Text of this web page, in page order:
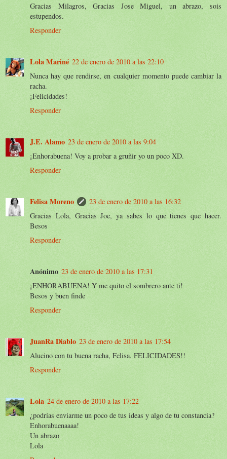
Gracias Milagros, Gracias Jose Miguel, un abrazo, sois
estupendos.
Responder
Lola Mariné 22 de enero de 2010 a las 22:10
Nunca hay que rendirse, en cualquier momento puede cambiar la
racha.
¡Felicidades!
Responder
J.E. Alamo 23 de enero de 2010 a las 9:04
¡Enhorabuena! Voy a probar a gruñir yo un poco XD.
Responder
Felisa Moreno
23 de enero de 2010 a las 16:32
Gracias Lola, Gracias Joe, ya sabes lo que tienes que hacer.
Besos
Responder
Anónimo 23 de enero de 2010 a las 17:31
¡ENHORABUENA! Y me quito el sombrero ante ti!
Besos y buen finde
Responder
JuanRa Diablo 23 de enero de 2010 a las 17:54
Alucino con tu buena racha, Felisa. FELICIDADES!!
Responder
Lola 24 de enero de 2010 a las 17:22
¿podrías enviarme un poco de tus ideas y algo de tu constancia?
Enhorabuenaaaa!
Un abrazo
Lola